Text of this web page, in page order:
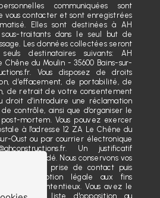
communiquées sont
vous contacter et sont enregistrées
Elles sont destinées à AH
traitants dans le seul but de
Les données collectées seront
destinataires suivants: AH
Chêne du Moulin - 35600 Bains-sur-
Vous disposez de droits
d’effacement, de portabilité, de
de retrait de votre consentement
d’introduire une réclamation
contrôle, ainsi que d’organiser le
mortem. Vous pouvez exercer
à l'adresse 12 ZA Le Chêne du
Oust ou par courrier électronique
Un justificatif
être demandé. Nous conservons vos
période de prise de contact puis
prescription légale aux fins
des contentieux. Vous avez le
sur la liste d'opposition au